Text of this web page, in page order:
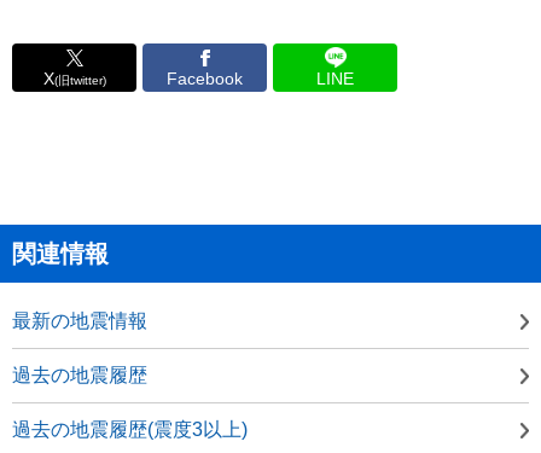
X(旧twitter) Facebook LINE
関連情報
最新の地震情報
過去の地震履歴
過去の地震履歴(震度3以上)